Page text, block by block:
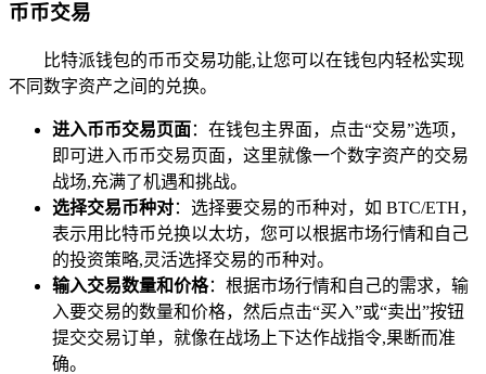
币币交易
比特派钱包的币币交易功能,让您可以在钱包内轻松实现
不同数字资产之间的兑换。
进入币币交易页面：在钱包主界面，点击“交易”选项，
即可进入币币交易页面，这里就像一个数字资产的交易
战场,充满了机遇和挑战。
选择交易币种对：选择要交易的币种对，如 BTC/ETH，
表示用比特币兑换以太坊，您可以根据市场行情和自己
的投资策略,灵活选择交易的币种对。
输入交易数量和价格：根据市场行情和自己的需求，输
入要交易的数量和价格，然后点击“买入”或“卖出”按钮
提交交易订单，就像在战场上下达作战指令,果断而准
确。